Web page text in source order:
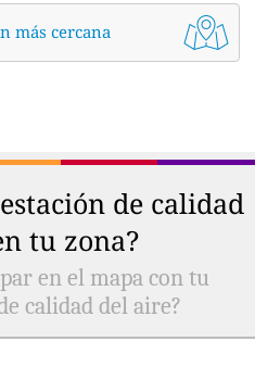
más cercana
de calidad
tu zona?
en el mapa con tu
calidad del aire?